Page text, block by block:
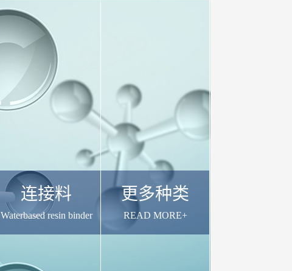
连接料
Waterbased resin binder
更多种类
READ MORE+